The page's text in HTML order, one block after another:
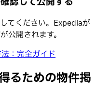
てください。Expediaが
公開されます。
：完全ガイド
るための物件掲